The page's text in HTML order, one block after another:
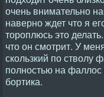
очень внимательно
наверно ждет что я
тороплюсь это
что он смотрит. У
скользкий по стволу
полностью на фаллос
бортика.